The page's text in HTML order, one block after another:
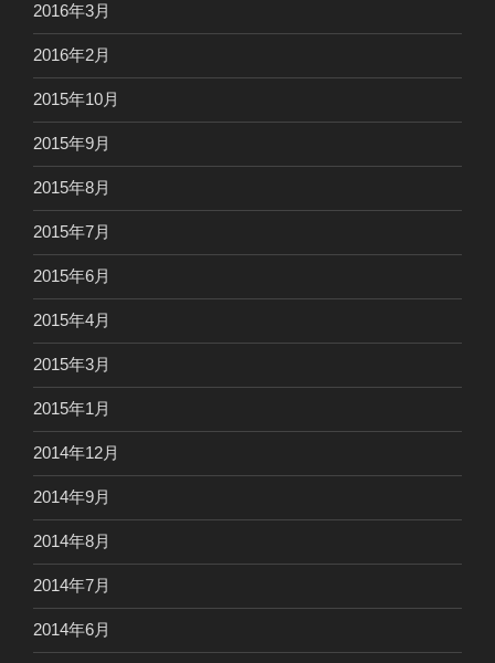
2016年3月
2016年2月
2015年10月
2015年9月
2015年8月
2015年7月
2015年6月
2015年4月
2015年3月
2015年1月
2014年12月
2014年9月
2014年8月
2014年7月
2014年6月